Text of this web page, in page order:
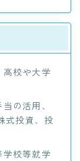
校や大学
の活用、
式投資、投
校等就学